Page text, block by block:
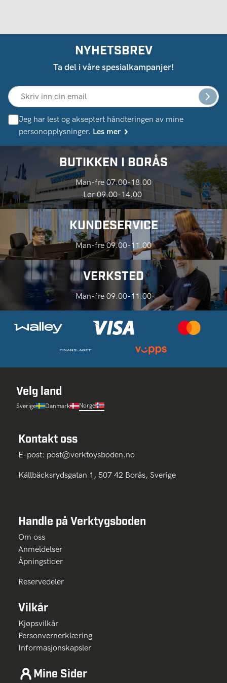
NYHETSBREV
Ta del i våre spesialkampanjer!
Jeg har lest og akseptert håndteringen av mine
personopplysninger. Les mer
BUTIKKEN I BORÅS
Man-fre 07.00-18.00
Lør 09.00-14.00
KUNDESERVICE
Man-fre 09.00-11.00
VERKSTED
Man-fre 09.00-11.00
Velg land
Sverige Danmark Norge
Kontakt oss
E-post: post@verktoysboden.no
Källbäcksrydsgatan 1, 507 42 Borås, Sverige
Handle på Verktygsboden
Om oss
Anmeldelser
Åpningstider
Reservedeler
Vilkår
Kjøpsvilkår
Personvernerklæring
Informasjonskapsler
Mine Sider